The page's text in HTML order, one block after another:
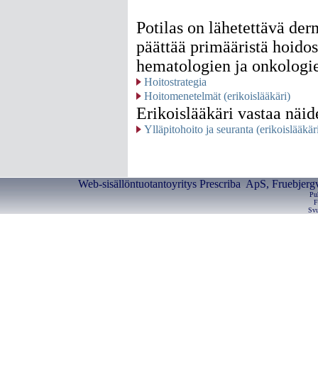
Potilas on lähetettävä
päättää primääristä
hematologien ja
Hoitostrategia
Hoitomenetelmät (erikoislääkäri)
Erikoislääkäri vastaa
Ylläpitohoito ja seuranta
Web-sisällöntuotantoyritys Prescriba ApS,